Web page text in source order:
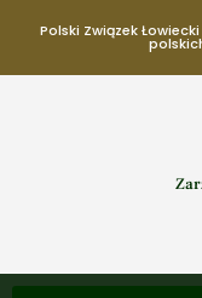
Polski Związek